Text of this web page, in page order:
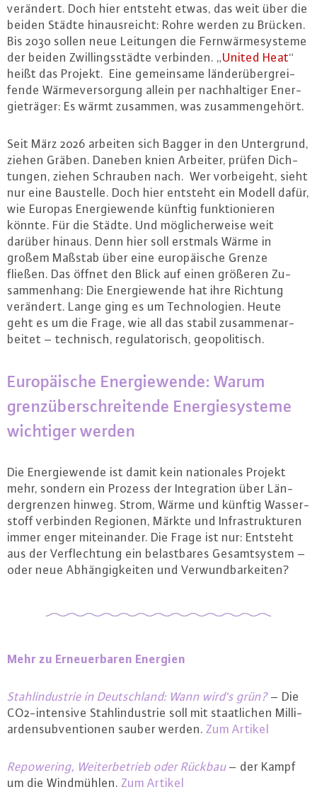
verändert. Doch hier entsteht etwas, das weit über die
beiden Städte hin­aus­reicht: Rohre werden zu Brücken.
Bis 2030 sollen neue Leitungen die Fern­wär­me­sys­te­me
der beiden Zwil­lings­städ­te verbinden. „United Heat“
heißt das Projekt. Eine ge­mein­sa­me län­der­über­grei­
fen­de Wär­me­ver­sor­gung allein per nach­hal­ti­ger En­er­
gie­trä­ger: Es wärmt zusammen, was zu­sam­men­ge­hört.
Seit März 2026 arbeiten sich Bagger in den Un­ter­grund,
ziehen Gräben. Daneben knien Arbeiter, prüfen Dich­
tun­gen, ziehen Schrauben nach. Wer vor­bei­geht, sieht
nur eine Baustelle. Doch hier entsteht ein Modell dafür,
wie Europas En­er­gie­wen­de künftig funk­tio­nie­ren
könnte. Für die Städte. Und mög­li­cher­wei­se weit
darüber hinaus. Denn hier soll erstmals Wärme in
großem Maßstab über eine eu­ro­päi­sche Grenze
fließen. Das öffnet den Blick auf einen größeren Zu­
sam­men­hang: Die En­er­gie­wen­de hat ihre Richtung
verändert. Lange ging es um Tech­no­lo­gi­en. Heute
geht es um die Frage, wie all das stabil zu­sam­men­ar­
bei­tet – technisch, re­gu­la­to­risch, geo­po­li­tisch.
Eu­ro­päi­sche En­er­gie­wen­de: Warum
grenz­über­schrei­ten­de En­er­gie­sys­te­me
wichtiger werden
Die En­er­gie­wen­de ist damit kein na­tio­na­les Projekt
mehr, sondern ein Prozess der In­te­gra­ti­on über Län­
der­gren­zen hinweg. Strom, Wärme und künftig Was­ser­
stoff verbinden Regionen, Märkte und In­fra­struk­tu­ren
immer enger mit­ein­an­der. Die Frage ist nur: Entsteht
aus der Ver­flech­tung ein be­last­ba­res Ge­samt­sys­tem –
oder neue Ab­hän­gig­kei­ten und Ver­wund­bar­kei­ten?
Mehr zu Er­neu­er­ba­ren Energien
Stahl­in­dus­trie in Deutsch­land: Wann wird‘s grün? – Die
CO2-in­ten­si­ve Stahl­in­dus­trie soll mit staat­li­chen Mil­li­
ar­den­sub­ven­tio­nen sauber werden. Zum Artikel
Re­power­ing, Wei­ter­be­trieb oder Rückbau – der Kampf
um die Wind­müh­len. Zum Artikel